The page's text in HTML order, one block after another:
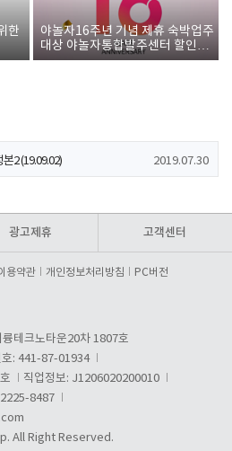
한
야놀자16주년 기념 제휴 숙박업주
대상 야놀자통합발주센터 할인쿠
폰 증정
(19.09.02)
2 (19.09.02) 2019.07.30
광고제휴 고객센터
용약관 개인정보처리방침 PC버전
테크노타운20차 1807호
호: 441-87-01934
직업정보: J1206020200010
8487
All Right Reserved.